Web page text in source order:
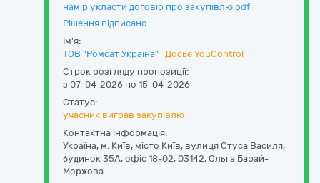
намір укласти договір про закупівлю.pdf
Рішення підписано
Ім'я:
ТОВ "Ромсат Україна"
Досьє YouControl
Строк розгляду пропозиції:
з 07-04-2026 по 15-04-2026
Статус:
учасник виграв закупівлю
Контактна інформація:
Україна, м. Київ, місто Київ, вулиця Стуса Василя,
будинок 35А, офіс 18-02, 03142, Ольга Барай-
Моржова